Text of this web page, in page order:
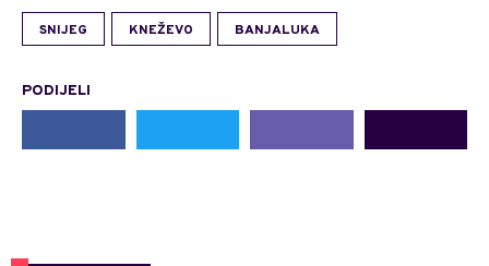
SNIJEG KNEŽEVO BANJALUKA
PODIJELI